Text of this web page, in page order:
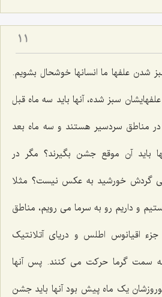
11
شدن علفها ما انسانها خوشحال بشویم.
سبز شده، آنها باید سه ماه قبل
مناطق سردسیر هستند و سه ماه بعد
باید آن موقع جشن بگیرند؟ مگر در
گردش خورشید به عکس نیست؟ مثلا
و داریم رو به سرما می رویم، مناطق
اقیانوس اطلس و دریای آتلانتیک
به سمت گرما حرکت می کنند. پس آنها
یک ماه پیش بود آنها باید جشن